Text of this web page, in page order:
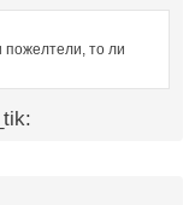
пожелтели, то ли